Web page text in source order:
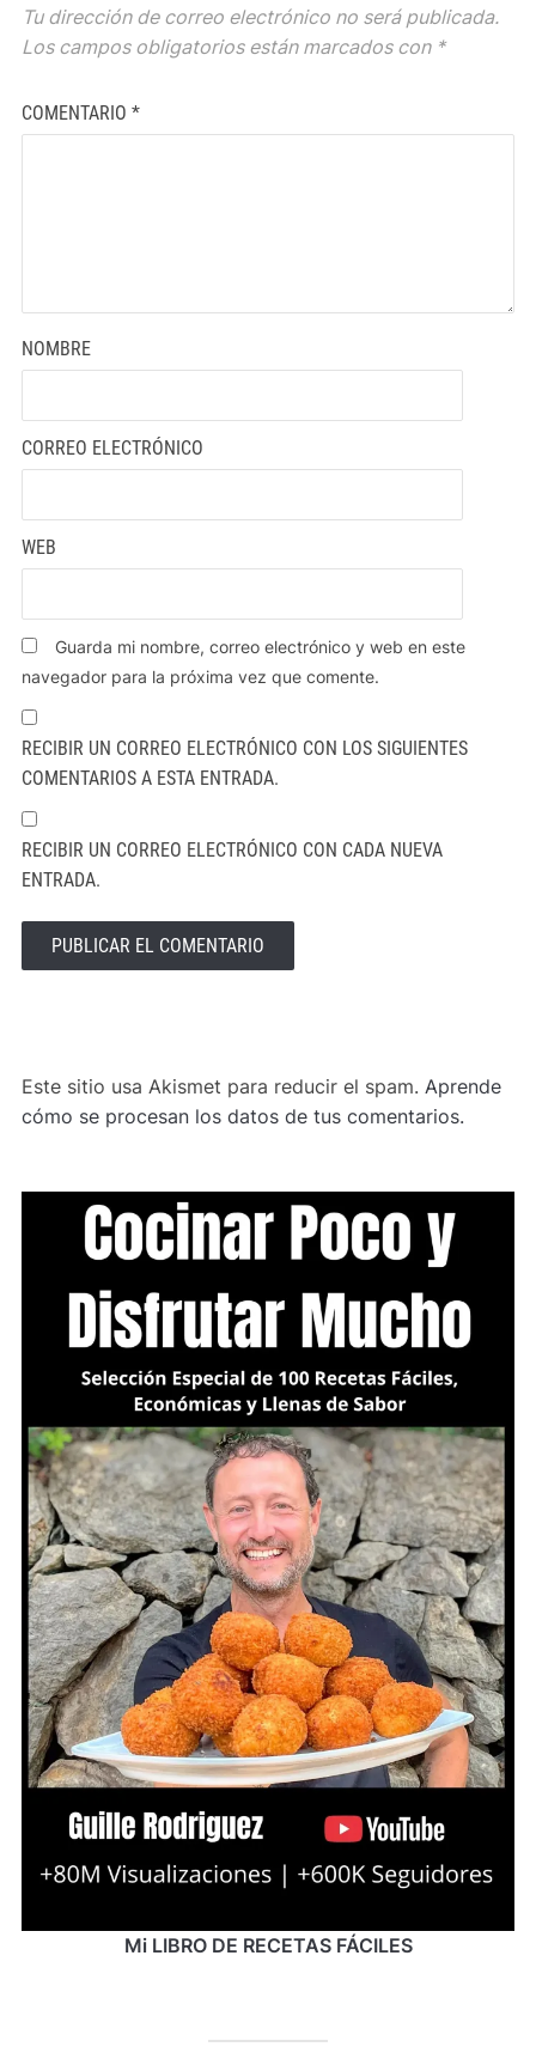
Tu dirección de correo electrónico no será publicada.
Los campos obligatorios están marcados con *
COMENTARIO *
NOMBRE
CORREO ELECTRÓNICO
WEB
Guarda mi nombre, correo electrónico y web en este
navegador para la próxima vez que comente.
RECIBIR UN CORREO ELECTRÓNICO CON LOS SIGUIENTES
COMENTARIOS A ESTA ENTRADA.
RECIBIR UN CORREO ELECTRÓNICO CON CADA NUEVA
ENTRADA.
Este sitio usa Akismet para reducir el spam. Aprende
cómo se procesan los datos de tus comentarios.
Mi LIBRO DE RECETAS FÁCILES